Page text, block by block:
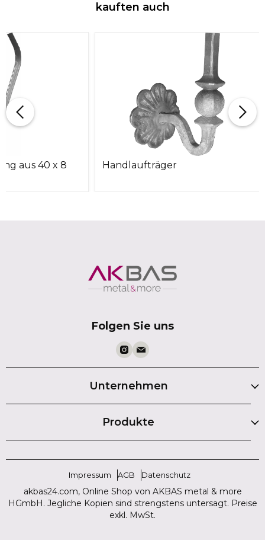
kauften auch
aus 40 x 8 Handlaufträger
Folgen Sie uns
Unternehmen
Produkte
Impressum AGB Datenschutz
akbas24.com, Online Shop von AKBAS metal & more
HGmbH. Jegliche Kopien sind strengstens untersagt. Preise
exkl. MwSt.